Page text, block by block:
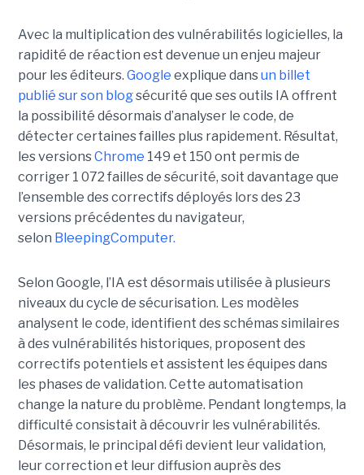
Avec la multiplication des vulnérabilités logicielles, la
rapidité de réaction est devenue un enjeu majeur
pour les éditeurs. Google explique dansun billet
publié sur son blogsécurité que ses outils IA offrent
la possibilité désormais d’analyser le code, de
détecter certaines failles plus rapidement. Résultat,
les versionsChrome 149 et 150 ont permis de
corriger 1 072 failles de sécurité, soit davantage que
l’ensemble des correctifs déployés lors des 23
versions précédentes du navigateur,
selon BleepingComputer.
Selon Google, l’IA est désormais utilisée à plusieurs
niveaux du cycle de sécurisation. Les modèles
analysent le code, identifient des schémas similaires
à des vulnérabilités historiques, proposent des
correctifs potentiels et assistent les équipes dans
les phases de validation. Cette automatisation
change la nature du problème. Pendant longtemps, la
difficulté consistait à découvrir les vulnérabilités.
Désormais, le principal défi devient leur validation,
leur correction et leur diffusion auprès des